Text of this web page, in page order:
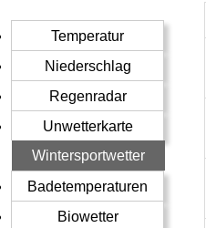
Temperatur
Niederschlag
Regenradar
Unwetterkarte
Wintersportwetter
Badetemperaturen
Biowetter